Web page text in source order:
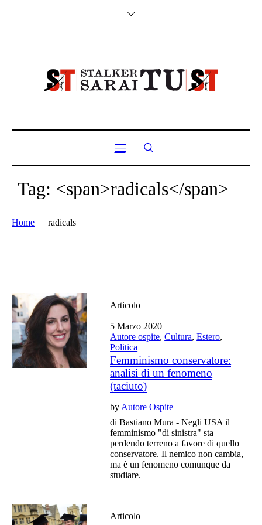
Tag: <span>radicals</span>
Home radicals
Articolo
5 Marzo 2020
Autore ospite,Cultura,Estero,
Politica
Femminismo conservatore:
analisi di un fenomeno
(taciuto)
by Autore Ospite
di Bastiano Mura - Negli USA il
femminismo "di sinistra" sta
perdendo terreno a favore di quello
conservatore. Il nemico non cambia,
ma è un fenomeno comunque da
studiare.
Articolo